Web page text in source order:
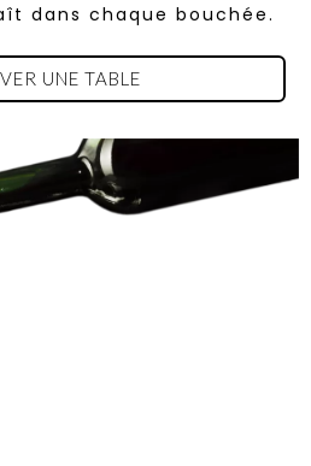
dans chaque bouchée.
UNE TABLE